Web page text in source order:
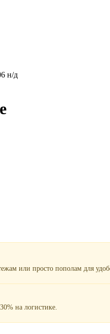
н/д
или просто пополам для
на логистике.